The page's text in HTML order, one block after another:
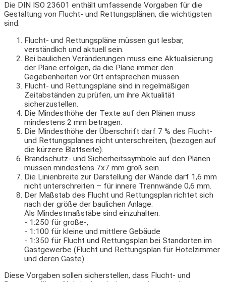
Die DIN ISO 23601 enthält umfassende Vorgaben für die
Gestaltung von Flucht- und Rettungsplänen, die wichtigsten
sind:
Flucht- und Rettungspläne müssen gut lesbar,
verständlich und aktuell sein.
Bei baulichen Veränderungen muss eine Aktualisierung
der Pläne erfolgen, da die Pläne immer den
Gegebenheiten vor Ort entsprechen müssen
Flucht- und Rettungspläne sind in regelmäßigen
Zeitabständen zu prüfen, um ihre Aktualität
sicherzustellen.
Die Mindesthöhe der Texte auf den Plänen muss
mindestens 2 mm betragen.
Die Mindesthöhe der Überschrift darf 7 % des Flucht-
und Rettungsplanes nicht unterschreiten, (bezogen auf
die kürzere Blattseite).
Brandschutz- und Sicherheitssymbole auf den Plänen
müssen mindestens 7x7 mm groß sein.
Die Linienbreite zur Darstellung der Wände darf 1,6 mm
nicht unterschreiten – für innere Trennwände 0,6 mm.
Der Maßstab des Flucht und Rettungsplan richtet sich
nach der größe der baulichen Anlage.
Als Mindestmaßstäbe sind einzuhalten:
- 1:250 für große-,
- 1:100 für kleine und mittlere Gebäude
- 1:350 für Flucht und Rettungsplan bei Standorten im
Gastgewerbe (Flucht und Rettungsplan für Hotelzimmer
und deren Gäste)
Diese Vorgaben sollen sicherstellen, dass Flucht- und